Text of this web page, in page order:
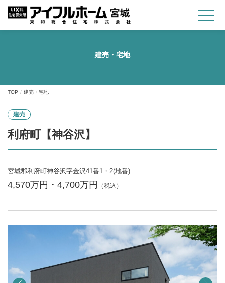
建売・宅地
TOP 建売・宅地
建売
利府町【神谷沢】
宮城郡利府町神谷沢字金沢41番1・2(地番)
4,570万円・4,700万円 （税込）